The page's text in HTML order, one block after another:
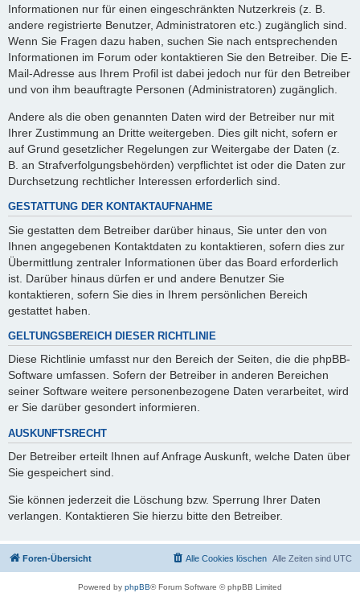
Informationen nur für einen eingeschränkten Nutzerkreis (z. B.
andere registrierte Benutzer, Administratoren etc.) zugänglich sind.
Wenn Sie Fragen dazu haben, suchen Sie nach entsprechenden
Informationen im Forum oder kontaktieren Sie den Betreiber. Die E-
Mail-Adresse aus Ihrem Profil ist dabei jedoch nur für den Betreiber
und von ihm beauftragte Personen (Administratoren) zugänglich.
Andere als die oben genannten Daten wird der Betreiber nur mit
Ihrer Zustimmung an Dritte weitergeben. Dies gilt nicht, sofern er
auf Grund gesetzlicher Regelungen zur Weitergabe der Daten (z.
B. an Strafverfolgungsbehörden) verpflichtet ist oder die Daten zur
Durchsetzung rechtlicher Interessen erforderlich sind.
GESTATTUNG DER KONTAKTAUFNAHME
Sie gestatten dem Betreiber darüber hinaus, Sie unter den von
Ihnen angegebenen Kontaktdaten zu kontaktieren, sofern dies zur
Übermittlung zentraler Informationen über das Board erforderlich
ist. Darüber hinaus dürfen er und andere Benutzer Sie
kontaktieren, sofern Sie dies in Ihrem persönlichen Bereich
gestattet haben.
GELTUNGSBEREICH DIESER RICHTLINIE
Diese Richtlinie umfasst nur den Bereich der Seiten, die die phpBB-
Software umfassen. Sofern der Betreiber in anderen Bereichen
seiner Software weitere personenbezogene Daten verarbeitet, wird
er Sie darüber gesondert informieren.
AUSKUNFTSRECHT
Der Betreiber erteilt Ihnen auf Anfrage Auskunft, welche Daten über
Sie gespeichert sind.
Sie können jederzeit die Löschung bzw. Sperrung Ihrer Daten
verlangen. Kontaktieren Sie hierzu bitte den Betreiber.
Foren-Übersicht Alle Zeiten sind UTC
Alle Cookies löschen
Powered by phpBB® Forum Software © phpBB Limited